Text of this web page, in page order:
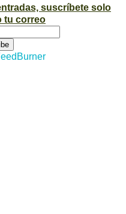
suscríbete solo
tu correo